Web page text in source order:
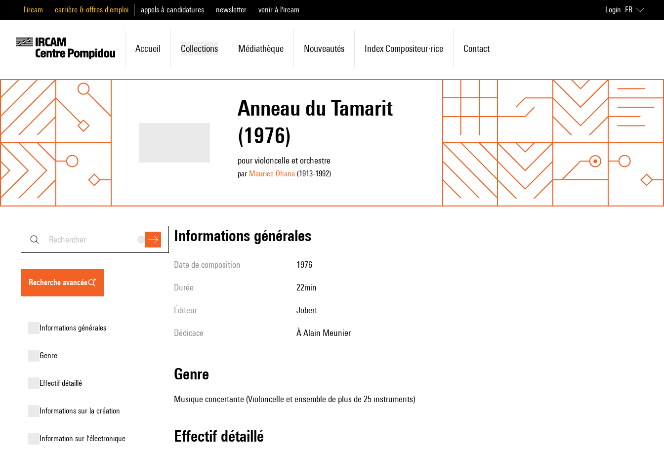
l'ircam carrière & offres d'emploi appels à candidatures newsletter venir à l'ircam Login FR
Accueil Collections Médiathèque Nouveautés Index Compositeur·rice Contact
Anneau du Tamarit
(1976)
pour violoncelle et orchestre
par Maurice Ohana (1913-1992)
recherche avancée
informations générales
genre
effectif détaillé
informations sur la création
Information sur l'électronique
informations générales
date de composition 1976
durée 22min
éditeur Jobert
Dédicace à Alain Meunier
genre
Musique concertante (Violoncelle et ensemble de plus de 25 instruments)
effectif détaillé